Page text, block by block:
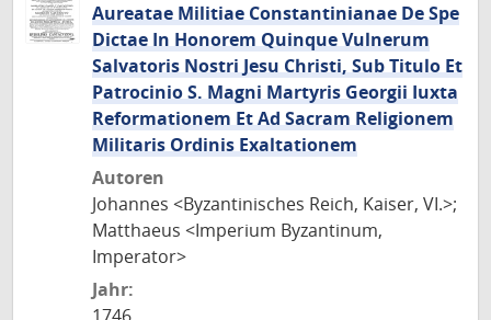
Aureatae Militiae Constantinianae De Spe
Dictae In Honorem Quinque Vulnerum
Salvatoris Nostri Jesu Christi, Sub Titulo Et
Patrocinio S. Magni Martyris Georgii Iuxta
Reformationem Et Ad Sacram Religionem
Militaris Ordinis Exaltationem
Autoren
Johannes <Byzantinisches Reich, Kaiser, VI.>;
Matthaeus <Imperium Byzantinum,
Imperator>
Jahr: